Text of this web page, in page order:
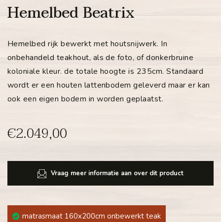
Hemelbed Beatrix
Hemelbed rijk bewerkt met houtsnijwerk. In
onbehandeld teakhout, als de foto, of donkerbruine
koloniale kleur. de totale hoogte is 235cm. Standaard
wordt er een houten lattenbodem geleverd maar er kan
ook een eigen bodem in worden geplaatst.
€2.049,00
Vraag meer informatie aan over dit product
matrasmaat 160x200cm onbewerkt teak